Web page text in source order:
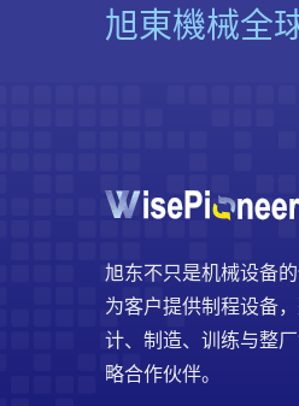
旭東機械全
旭东不只是机械设备
为客户提供制程设备
计、制造、训练与整
略合作伙伴。